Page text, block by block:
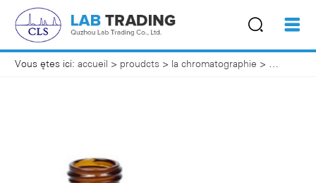
Vous êtes ici: accueil > proudcts > la chromatographie >